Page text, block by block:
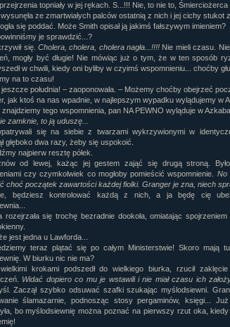
topniały w jej rękach. S...!!! Nie, to nie to, Śmierciożerca
ze zmartwiałych palców ostatnią z nich i jej cichy stukot
się poddać. Może Smith opisał ją jakimś fałszywym imieniem?
je sprawdzić...?
się. Cholera, cholera, cholera nagła...!!!! Nie mieli czasu.
mogły być długie! Nie mówiąc już o tym, że w ten sposób
w chwili, kiedy oni byliby w czyimś wspomnieniu... choćby
na to czasu!
południa! – zaoponowała. – Możemy choćby obejrzeć
jak ktoś na nas wpadnie, w najlepszym wypadku wylądujemy w
tego wspomnienia, pan NA PEWNO wyląduje w
zamknie, to ją uduszę...
się na siebie z twarzami wykrzywionymi w
głęboko dwa razy, żeby się uspokoić.
najpierw resztę półek.
od lewej, każąc jej gestem zająć się drugą stroną.
czy czymkolwiek co mogłoby pomieścić wspomnienie. No
choć początek zawartości każdej fiolki. Granger je zna, niech
będziesz kontrolować każdą z nich, a ja będę cię
rozejrzała się trochę bezradnie dookoła, omiatając
jest jedna u Lawforda...
teraz plątać się po całym Ministerstwie! Skoro mają
W biurku nic nie ma?
krokami podszedł do wielkiego biurka, rzucił
Widać dopiero co mu je wstawili i nie miał czasu ich
Zaczął szybko odsuwać szafki szukając myślodsiewni.
ślamazarnie, podnosząc stosy pergaminów, księgi...
bo myślodsiewnię można poznać na pierwszy rzut oka, kiedy